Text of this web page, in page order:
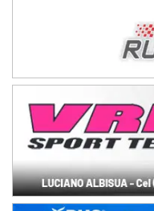
Victoria (Entre Ríos)
PATAGONICO - F6
Moto Club Reginense (Tierra)
Gral. E. Godoy (Río Negro)
CSK - F7
Juventud Unida (Tierra)
Humboldt (Santa Fe)